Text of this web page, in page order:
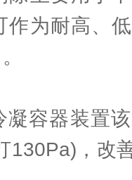
作为耐高、
器装置该
130Pa)，改